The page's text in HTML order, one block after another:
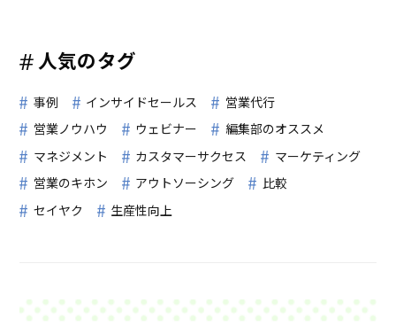
人気のタグ
事例 インサイドセールス
営業代行
営業ノウハウ
ウェビナー
編集部のオススメ
マネジメント
カスタマーサクセス
マーケティング
営業のキホン
アウトソーシング
比較
セイヤク
生産性向上